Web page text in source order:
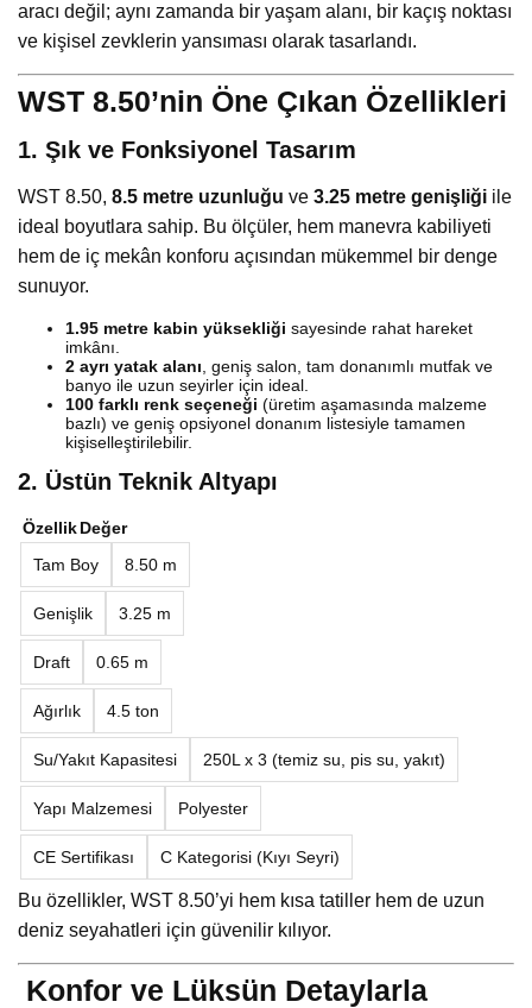
aracı değil; aynı zamanda bir yaşam alanı, bir kaçış noktası
ve kişisel zevklerin yansıması olarak tasarlandı.
WST 8.50’nin Öne Çıkan Özellikleri
1. Şık ve Fonksiyonel Tasarım
WST 8.50, 8.5 metre uzunluğu ve 3.25 metre genişliği ile
ideal boyutlara sahip. Bu ölçüler, hem manevra kabiliyeti
hem de iç mekân konforu açısından mükemmel bir denge
sunuyor.
1.95 metre kabin yüksekliği sayesinde rahat hareket
imkânı.
2 ayrı yatak alanı , geniş salon, tam donanımlı mutfak ve
banyo ile uzun seyirler için ideal.
100 farklı renk seçeneği (üretim aşamasında malzeme
bazlı) ve geniş opsiyonel donanım listesiyle tamamen
kişiselleştirilebilir.
2. Üstün Teknik Altyapı
ÖzellikDeğer
Tam Boy
8.50 m
Genişlik 3.25 m
Draft 0.65 m
Ağırlık 4.5 ton
Su/Yakıt Kapasitesi 250L x 3 (temiz su, pis su, yakıt)
Yapı Malzemesi Polyester
CE Sertifikası C Kategorisi (Kıyı Seyri)
Bu özellikler, WST 8.50’yi hem kısa tatiller hem de uzun
deniz seyahatleri için güvenilir kılıyor.
Konfor ve Lüksün Detaylarla